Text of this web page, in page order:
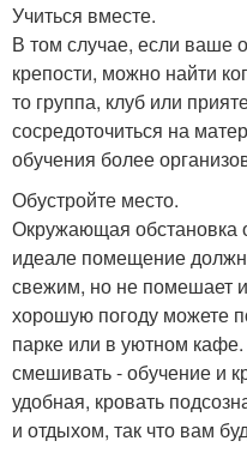
Учиться вместе.
В том случае, если ваше
крепости, можно найти
то группа, клуб или
сосредоточиться на
обучения более
Обустройте место.
Окружающая обстановка
идеале помещение
свежим, но не помешает
хорошую погоду можете
парке или в уютном
смешивать - обучение и
удобная, кровать
и отдыхом, так что вам